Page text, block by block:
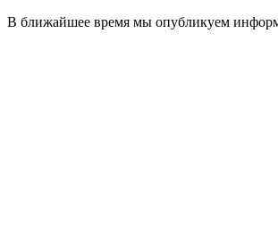
В ближайшее время мы опубликуем